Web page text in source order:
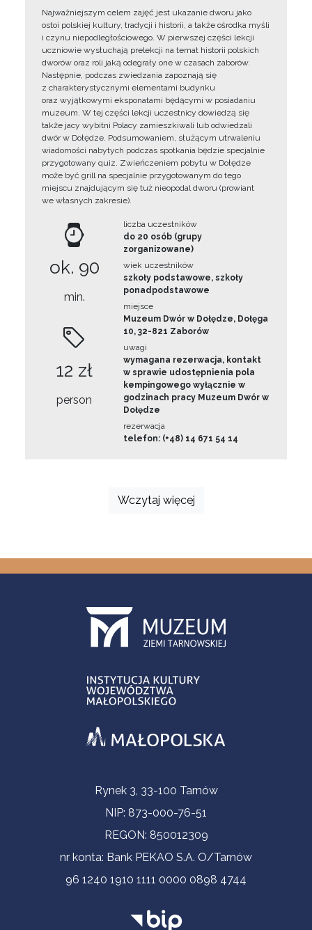
Najważniejszym celem zajęć jest ukazanie dworu jako
ostoi polskiej kultury, tradycji i historii, a także ośrodka myśli
i czynu niepodległościowego. W pierwszej części lekcji
uczniowie wysłuchają prelekcji na temat historii polskich
dworów oraz roli jaką odegrały one w czasach zaborów.
Następnie, podczas zwiedzania zapoznają się
z charakterystycznymi elementami budynku
oraz wyjątkowymi eksponatami będącymi w posiadaniu
muzeum. W tej części lekcji uczestnicy dowiedzą się
także jacy wybitni Polacy zamieszkiwali lub odwiedzali
dwór w Dołędze. Podsumowaniem, służącym utrwaleniu
wiadomości nabytych podczas spotkania będzie specjalnie
przygotowany quiz. Zwieńczeniem pobytu w Dołędze
może być grill na specjalnie przygotowanym do tego
miejscu znajdującym się tuż nieopodal dworu (prowiant
we własnych zakresie).
ok. 90
min.
12 zł
person
liczba uczestników
do 20 osób (grupy
zorganizowane)
wiek uczestników
szkoły podstawowe, szkoły
ponadpodstawowe
miejsce
Muzeum Dwór w Dołędze, Dołęga
10, 32-821 Zaborów
uwagi
wymagana rezerwacja, kontakt
w sprawie udostępnienia pola
kempingowego wyłącznie w
godzinach pracy Muzeum Dwór w
Dołędze
rezerwacja
telefon: (+48) 14 671 54 14
Wczytaj więcej
Contact InformationRynek 3, 33-100 Tarnów
NIP: 873-000-76-51
REGON: 850012309
nr konta: Bank PEKAO S.A. O/Tarnów
96 1240 1910 1111 0000 0898 4744